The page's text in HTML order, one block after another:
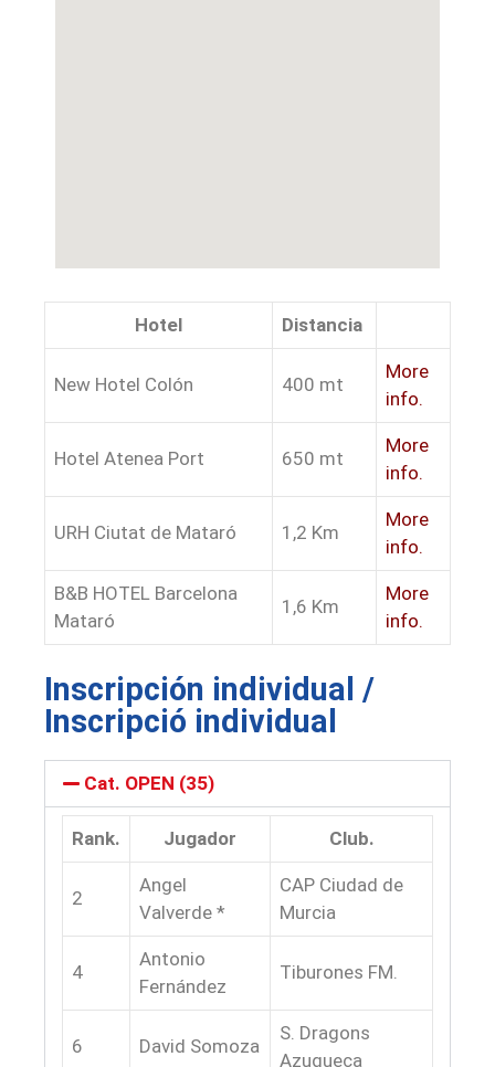
Hotel Distancia
New Hotel Colón 400 mt
More
info.
Hotel Atenea Port 650 mt
More
info.
URH Ciutat de Mataró 1,2 Km
More
info.
B&B HOTEL Barcelona
Mataró
1,6 Km
More
info.
Inscripción individual /
Inscripció individual
Cat. OPEN (35)
Rank. Jugador Club.
2
Angel
Valverde *
CAP Ciudad de
Murcia
4
Antonio
Fernández
Tiburones FM.
6 David Somoza
S. Dragons
Azuqueca